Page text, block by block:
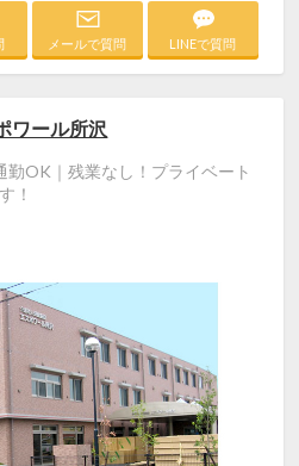
メールで質問 LINEで質問
ワール所沢
OK｜残業なし！プライベート
！